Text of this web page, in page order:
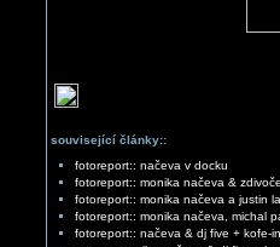
související články::
fotoreport:: načeva v docku
fotoreport:: monika načeva &
fotoreport:: monika načeva a justin
fotoreport:: monika načeva, michal
fotoreport:: načeva & dj five + kofe-